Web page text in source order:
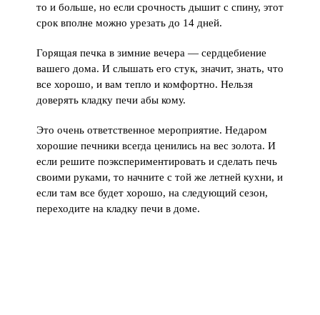
то и больше, но если срочность дышит с спину, этот
срок вполне можно урезать до 14 дней.
Горящая печка в зимние вечера — сердцебиение
вашего дома. И слышать его стук, значит, знать, что
все хорошо, и вам тепло и комфортно. Нельзя
доверять кладку печи абы кому.
Это очень ответственное мероприятие. Недаром
хорошие печники всегда ценились на вес золота. И
если решите поэкспериментировать и сделать печь
своими руками, то начните с той же летней кухни, и
если там все будет хорошо, на следующий сезон,
переходите на кладку печи в доме.